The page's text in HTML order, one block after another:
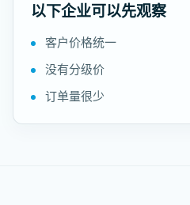
以下企业可以先观察
客户价格统一
没有分级价
订单量很少